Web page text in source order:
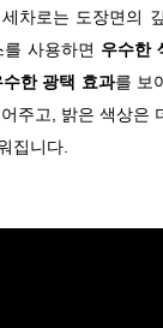
차로는 도장면의
사용하면 우수한
한 광택 효과를 보
주고, 밝은 색상은
집니다.